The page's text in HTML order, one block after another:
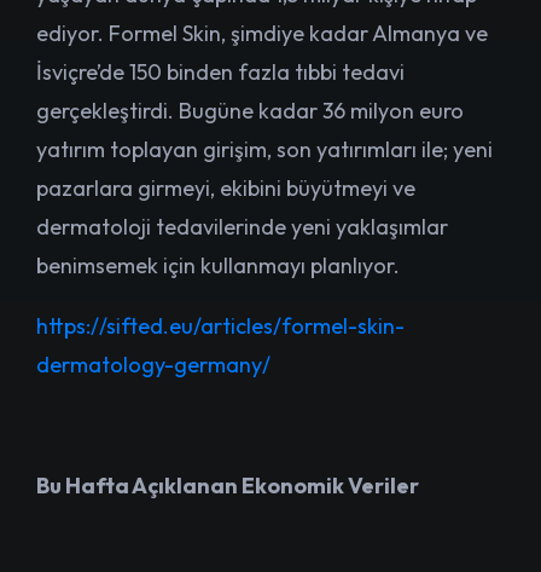
ediyor. Formel Skin, şimdiye kadar Almanya ve
İsviçre’de 150 binden fazla tıbbi tedavi
gerçekleştirdi. Bugüne kadar 36 milyon euro
yatırım toplayan girişim, son yatırımları ile; yeni
pazarlara girmeyi, ekibini büyütmeyi ve
dermatoloji tedavilerinde yeni yaklaşımlar
benimsemek için kullanmayı planlıyor.
https://sifted.eu/articles/formel-skin-
dermatology-germany/
Bu Hafta Açıklanan Ekonomik Veriler